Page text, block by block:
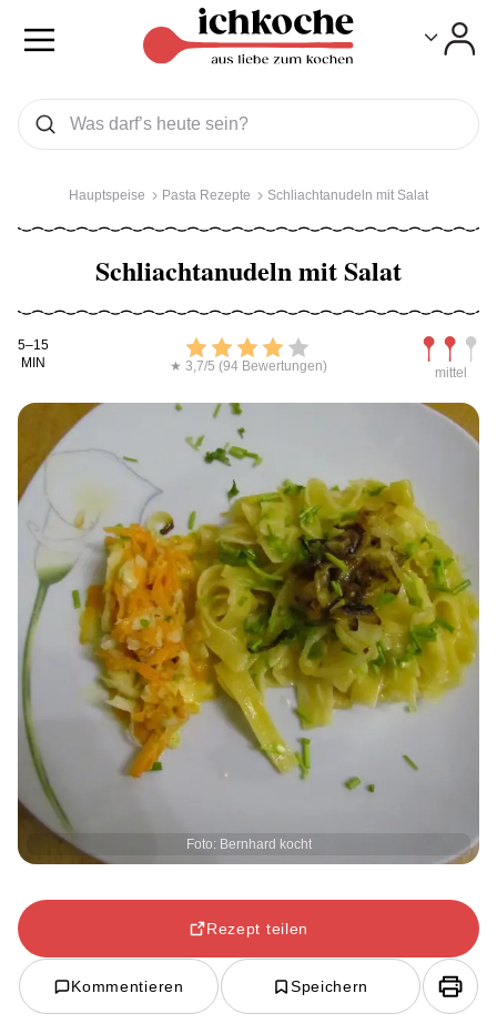
Was wollen Sie suchen
Suchen
Hauptspeise Pasta Rezepte Schliachtanudeln mit Salat
Schliachtanudeln mit Salat
Kochdauer
5–15
MIN
Bewerten
★ 3,7/5 (94 Bewertungen) mittel
Foto: Bernhard kocht
Rezept teilen
Kommentieren Speichern